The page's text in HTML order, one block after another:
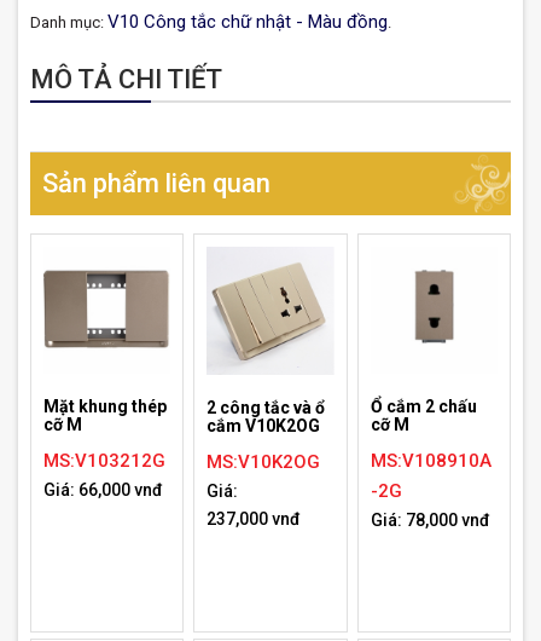
Danh mục: V10 Công tắc chữ nhật - Màu đồng
MÔ TẢ CHI TIẾT
Sản phẩm liên quan
Mặt khung thép
cỡ M
MS:V103212G
Giá: 66,000 vnđ
2 công tắc và ổ
cắm V10K2OG
MS:V10K2OG
Giá:
237,000 vnđ
Ổ cắm 2 chấu
cỡ M
MS:V108910A
-2G
Giá: 78,000 vnđ